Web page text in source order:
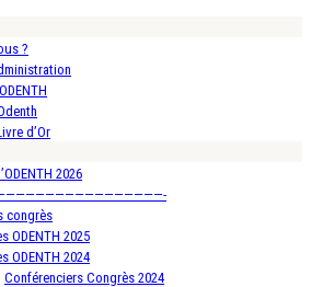
?
d’Or
2026
congrès
ODENTH 2025
ODENTH 2024
Conférenciers Congrès 2024